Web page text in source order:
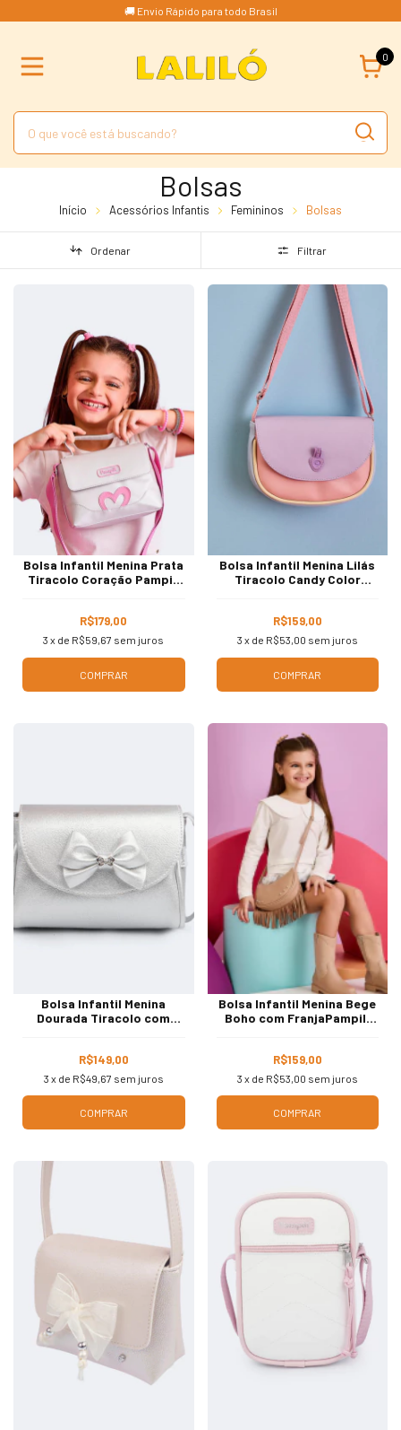
🚚 Envio Rápido para todo Brasil
0
Bolsas
Início Acessórios Infantis Femininos Bolsas
Ordenar Filtrar
Bolsa Infantil Menina Prata
Tiracolo Coração Pampili
R$179,00
3 x de R$59,67 sem juros
COMPRAR
Bolsa Infantil Menina Lilás
Tiracolo Candy Color
R$159,00
3 x de R$53,00 sem juros
COMPRAR
Bolsa Infantil Menina
Dourada Tiracolo com
R$149,00
3 x de R$49,67 sem juros
COMPRAR
Bolsa Infantil Menina Bege
Boho com FranjaPampili
R$159,00
3 x de R$53,00 sem juros
COMPRAR